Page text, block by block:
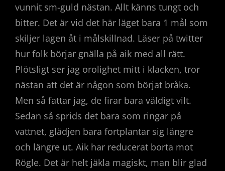
vunnit sm-guld nästan. Allt känns tungt och
bitter. Det är vid det här läget bara 1 mål som
skiljer lagen åt i målskillnad. Läser på twitter
hur folk börjar gnälla på aik med all rätt.
Plötsligt ser jag orolighet mitt i klacken, tror
nästan att det är någon som börjat bråka.
Men så fattar jag, de firar bara väldigt vilt.
Sedan så sprids det bara som ringar på
vattnet, glädjen bara fortplantar sig längre
och längre ut. Aik har reducerat borta mot
Rögle. Det är helt jäkla magiskt, man blir glad